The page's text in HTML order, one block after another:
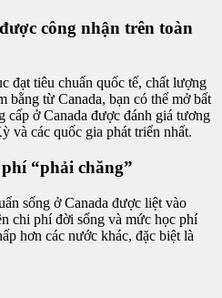
công nhận trên toàn
đạt tiêu chuẩn quốc tế, chất lượng
bằng từ Canada, bạn có thể mở bất
cấp ở Canada được đánh giá tương
và các quốc gia phát triển nhất.
“phải chăng”
sống ở Canada được liệt vào
chi phí đời sống và mức học phí
hơn các nước khác, đặc biệt là